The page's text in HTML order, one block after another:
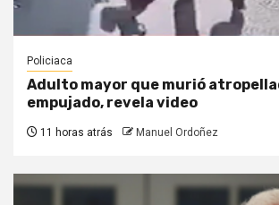
Policiaca
Adulto mayor que murió
empujado, revela video
11 horas atrás Manuel Ordoñez